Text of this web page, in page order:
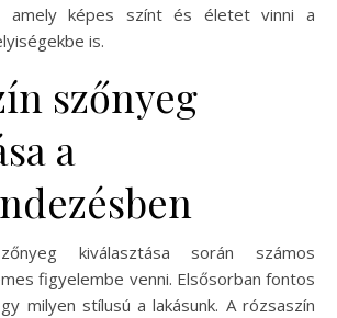
amely képes színt és életet vinni a
is.
szőnyeg
a
kiválasztása során számos
figyelembe venni. Elsősorban fontos
milyen stílusú a lakásunk. A rózsaszín